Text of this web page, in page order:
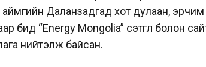
Даланзадгад хот дулаан, эрчим
бид “Energy Mongolia” сэтгүүл болон
нийтэлж байсан.